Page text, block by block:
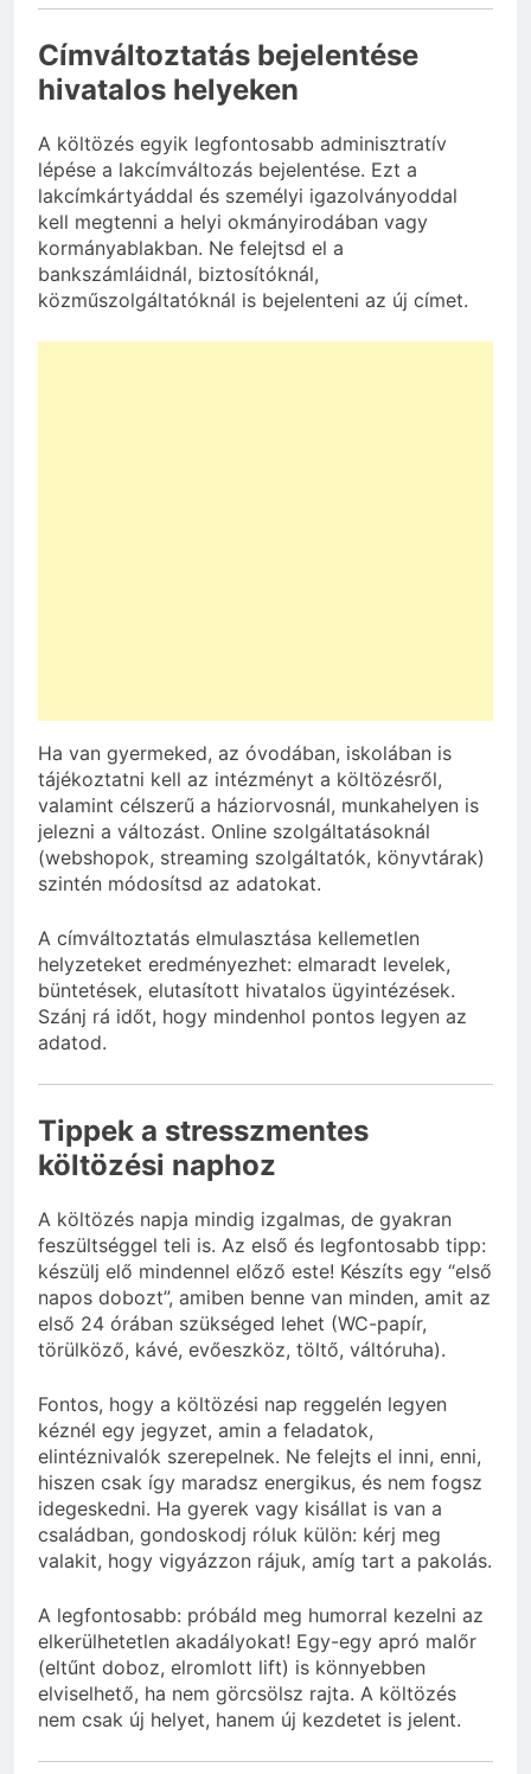
Címváltoztatás bejelentése
hivatalos helyeken
A költözés egyik legfontosabb adminisztratív
lépése a lakcímváltozás bejelentése. Ezt a
lakcímkártyáddal és személyi igazolványoddal
kell megtenni a helyi okmányirodában vagy
kormányablakban. Ne felejtsd el a
bankszámláidnál, biztosítóknál,
közműszolgáltatóknál is bejelenteni az új címet.
Ha van gyermeked, az óvodában, iskolában is
tájékoztatni kell az intézményt a költözésről,
valamint célszerű a háziorvosnál, munkahelyen is
jelezni a változást. Online szolgáltatásoknál
(webshopok, streaming szolgáltatók, könyvtárak)
szintén módosítsd az adatokat.
A címváltoztatás elmulasztása kellemetlen
helyzeteket eredményezhet: elmaradt levelek,
büntetések, elutasított hivatalos ügyintézések.
Szánj rá időt, hogy mindenhol pontos legyen az
adatod.
Tippek a stresszmentes
költözési naphoz
A költözés napja mindig izgalmas, de gyakran
feszültséggel teli is. Az első és legfontosabb tipp:
készülj elő mindennel előző este! Készíts egy “első
napos dobozt”, amiben benne van minden, amit az
első 24 órában szükséged lehet (WC-papír,
törülköző, kávé, evőeszköz, töltő, váltóruha).
Fontos, hogy a költözési nap reggelén legyen
kéznél egy jegyzet, amin a feladatok,
elintéznivalók szerepelnek. Ne felejts el inni, enni,
hiszen csak így maradsz energikus, és nem fogsz
idegeskedni. Ha gyerek vagy kisállat is van a
családban, gondoskodj róluk külön: kérj meg
valakit, hogy vigyázzon rájuk, amíg tart a pakolás.
A legfontosabb: próbáld meg humorral kezelni az
elkerülhetetlen akadályokat! Egy-egy apró malőr
(eltűnt doboz, elromlott lift) is könnyebben
elviselhető, ha nem görcsölsz rajta. A költözés
nem csak új helyet, hanem új kezdetet is jelent.